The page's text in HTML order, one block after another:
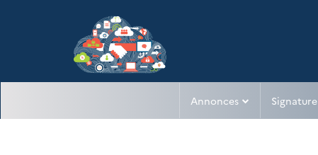
Annonces Signature